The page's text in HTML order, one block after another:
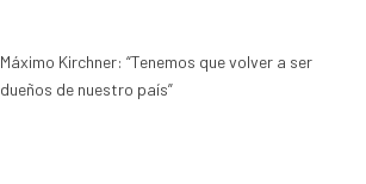
Máximo Kirchner: “Tenemos que volver a ser
dueños de nuestro país”